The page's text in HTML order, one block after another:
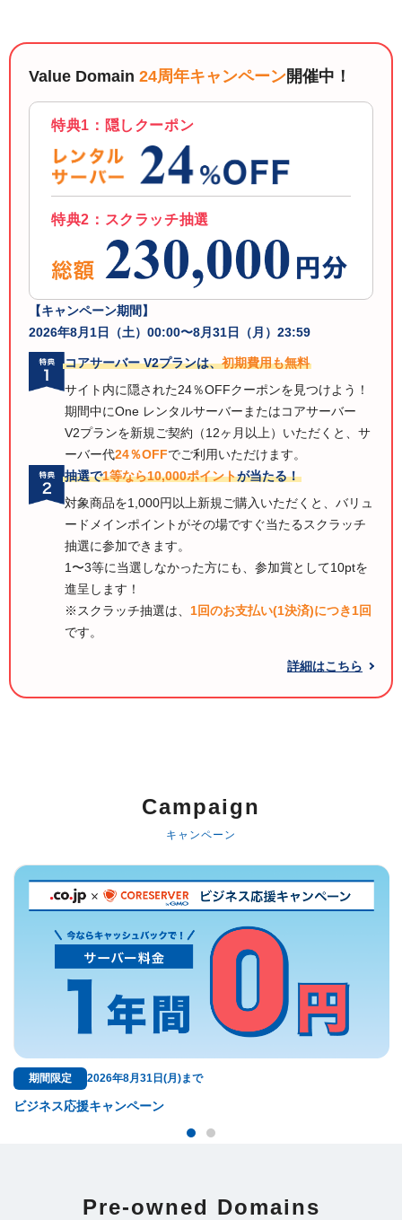
以下でも登録可能
Google Yahoo!
Value Domain 24周年キャンペーン開催中！
特典1：隠しクーポン
特典2：スクラッチ抽選
【キャンペーン期間】
2026年8月1日（土）00:00〜8月31日（月）23:59
コアサーバー V2プランは、初期費用も無料
サイト内に隠された24％OFFクーポンを見つけよう！
期間中にOne レンタルサーバーまたはコアサーバー
V2プランを新規ご契約（12ヶ月以上）いただくと、サ
ーバー代24％OFFでご利用いただけます。
抽選で1等なら10,000ポイントが当たる！
対象商品を1,000円以上新規ご購入いただくと、バリュ
ードメインポイントがその場ですぐ当たるスクラッチ
抽選に参加できます。
1〜3等に当選しなかった方にも、参加賞として10ptを
進呈します！
※スクラッチ抽選は、 1回のお支払い(1決済)につき1回
です。
詳細はこちら
Campaign
キャンペーン
2026年8月31日(月)まで
ャンペーン
Pre-owned Domains